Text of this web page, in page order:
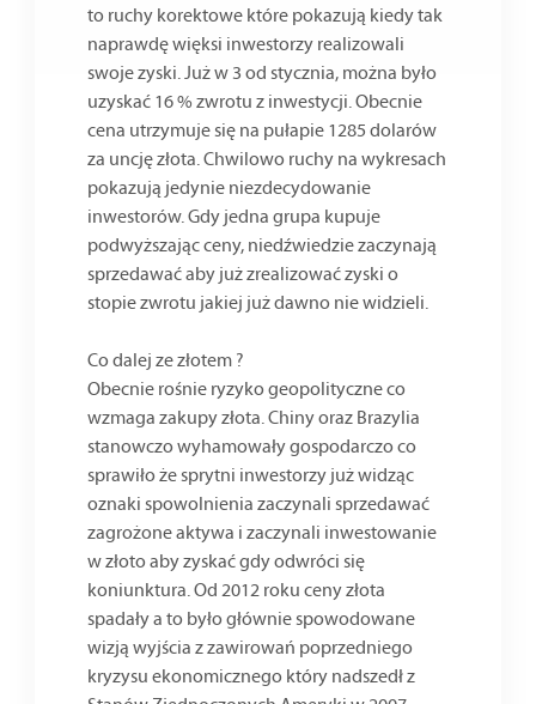
to ruchy korektowe które pokazują kiedy tak
naprawdę więksi inwestorzy realizowali
swoje zyski. Już w 3 od stycznia, można było
uzyskać 16 % zwrotu z inwestycji. Obecnie
cena utrzymuje się na pułapie 1285 dolarów
za uncję złota. Chwilowo ruchy na wykresach
pokazują jedynie niezdecydowanie
inwestorów. Gdy jedna grupa kupuje
podwyższając ceny, niedźwiedzie zaczynają
sprzedawać aby już zrealizować zyski o
stopie zwrotu jakiej już dawno nie widzieli.
Co dalej ze złotem ?
Obecnie rośnie ryzyko geopolityczne co
wzmaga zakupy złota. Chiny oraz Brazylia
stanowczo wyhamowały gospodarczo co
sprawiło że sprytni inwestorzy już widząc
oznaki spowolnienia zaczynali sprzedawać
zagrożone aktywa i zaczynali inwestowanie
w złoto aby zyskać gdy odwróci się
koniunktura. Od 2012 roku ceny złota
spadały a to było głównie spowodowane
wizją wyjścia z zawirowań poprzedniego
kryzysu ekonomicznego który nadszedł z